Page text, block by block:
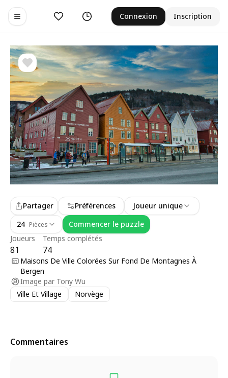
Toggle navigation menu
Aimer Historique Connexion Inscription
Joueurs
81
Temps complétés
74
Partager Préférences
Joueur unique
24 Pièces Commencer le puzzle
Maisons De Ville Colorées Sur Fond De Montagnes À
Bergen
Image par Tony Wu
Ville Et Village
Norvège
Commentaires